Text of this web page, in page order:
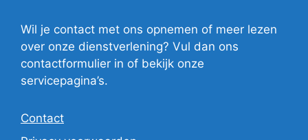
Wil je contact met ons opnemen of meer lezen
over onze dienstverlening? Vul dan ons
contactformulier in of bekijk onze
servicepagina’s.
Contact